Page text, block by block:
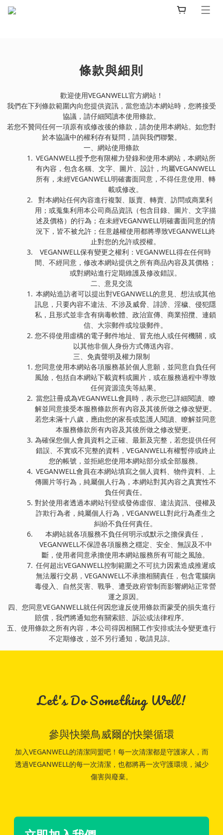
條款與細則
歡迎使用VEGANWELL官方網站！
我們在下列條款範圍內向您提供資訊，當您造訪本網站時，您將接受
協議，請仔細閱讀本使用條款。
若您不贊同任何一項原有或修改後的條款，請勿使用本網站。如您對
於本協議中的權利存有疑問，請與我們聯繫。
一、網站使用條款
VEGANWELL授予您有限權力登錄和使用本網站，本網站所
有內容，包含名稱、文字、圖片、設計，均屬VEGANWELL
所有，未經VEGANWELL明確書面同意，不得任意使用、轉
載或修改。
對本網站任何內容進行複製、販賣、轉賣、訪問或商業利
用；或蒐集利用本公司商品資訊（包含目錄、圖片、文字描
述及價格）的行為；在未經VEGANWELL明確書面同意的情
況下，皆不被允許；任意越權使用都將導致VEGANWELL終
止對您的允許或授權。
VEGANWELL保有變更之權利：VEGANWELL得在任何時
間、不經同意，修改本網站提供之所有商品內容及其價格；
或對網站進行定期維護及修改錯誤。
二、意見交流
本網站造訪者可以提出對VEGANWELL的意見、想法或其他
訊息，只要內容不違法、不涉及威脅、誹謗、淫穢、侵犯隱
私，且形式並非含有病毒軟體、政治宣傳、商業招攬、連鎖
信、大宗郵件或垃圾郵件。
您不得使用虛構的電子郵件地址、冒充他人或任何機關，或
以其他非個人身份方式傳送內容。
三、免責聲明及權力限制
您同意使用本網站各項服務基於個人意願，並同意自負任何
風險，包括自本網站下載資料或圖片，或在服務過程中導致
任何資源流失等結果。
當您註冊成為VEGANWELL會員時，表示您已詳細閱讀、瞭
解並同意接受本服務條款所有內容及其後所做之修改變更。
若您未滿十八歲，應由您的家長或監護人閱讀、瞭解並同意
本服務條款所有內容及其後所做之修改變更。
為確保您個人會員資料之正確、最新及完整，若您提供任何
錯誤、不實或不完整的資料，VEGANWELL有權暫停或終止
您的帳號，並拒絕您使用本網站部分或全部服務。
VEGANWELL會員在本網站填寫之個人資料、物件資料、上
傳圖片等行為，純屬個人行為，本網站對其內容之真實性不
負任何責任。
對於使用者透過本網站刊登或發佈虛假、違法資訊、侵權及
詐欺行為者，純屬個人行為，VEGANWELL對此行為產生之
糾紛不負任何責任。
本網站就各項服務不負任何明示或默示之擔保責任，
VEGANWELL不保證各項服務之穩定、安全、無誤及不中
斷，使用者同意承擔使用本網站服務所有可能之風險。
任何超出VEGANWELL控制範圍之不可抗力因素造成推遲或
無法履行交易，VEGANWELL不承擔相關責任，包含電腦病
毒侵入、自然災害、戰爭、遭受政府管制而影響網站正常營
運之原因。
四、您同意VEGANWELL就任何因您違反使用條款而蒙受的損失進行
賠償，我們將通知您有關索賠、訴訟或法律程序。
五、使用條款之所有內容，本公司得因相關工作安排或法令變更進行
不定期修改，並不另行通知，敬請見諒。
Let's Do Something Well!
參與快樂鳥威爾的快樂循環
加入VEGANWELL的清潔同盟吧！每一次清潔都是守護家人，而
透過VEGANWELL的每一次清潔，也都將再一次守護環境，減少
傷害與廢棄。